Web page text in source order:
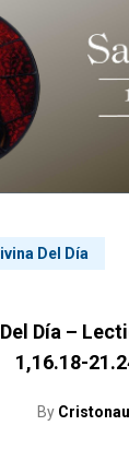
Del Día
Día –
1,16.18-
By